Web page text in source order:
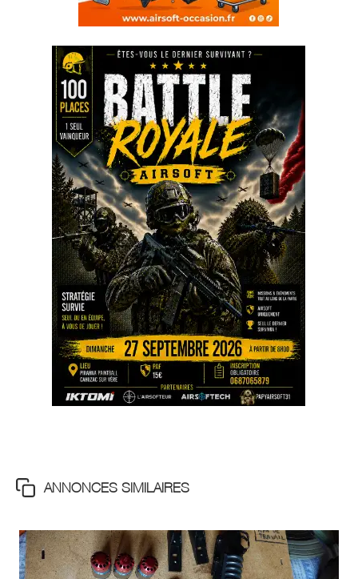
ANNONCES SIMILAIRES